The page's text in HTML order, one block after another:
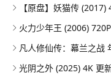
火力少年王 (2006)
光阴之外 (2025) 4K 更